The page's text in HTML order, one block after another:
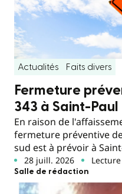
Actualités Faits divers
Fermeture
343 à Saint-Paul
En raison de
fermeture préventive
sud est à prévoir à
28 juill. 2026
Salle de rédaction